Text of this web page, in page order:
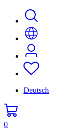
Deutsch
0